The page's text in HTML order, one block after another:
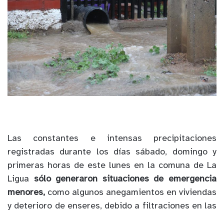
Las constantes e intensas precipitaciones
registradas durante los días sábado, domingo y
primeras horas de este lunes en la comuna de La
Ligua sólo generaron situaciones de emergencia
menores, como algunos anegamientos en viviendas
y deterioro de enseres, debido a filtraciones en las